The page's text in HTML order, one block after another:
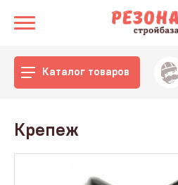
Каталог товаров
Крепеж